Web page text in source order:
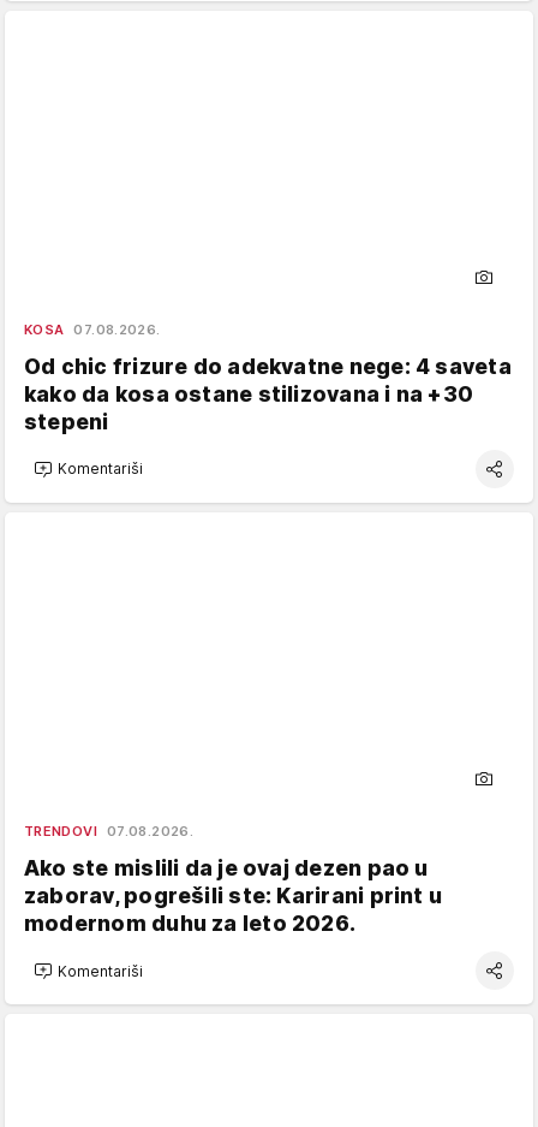
KOSA 07.08.2026.
Od chic frizure do adekvatne nege: 4 saveta
kako da kosa ostane stilizovana i na +30
stepeni
Komentariši
TRENDOVI 07.08.2026.
Ako ste mislili da je ovaj dezen pao u
zaborav, pogrešili ste: Karirani print u
modernom duhu za leto 2026.
Komentariši